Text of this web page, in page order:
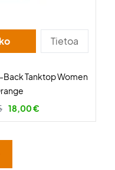
Tietoa
Back Tanktop Women
18,00 €